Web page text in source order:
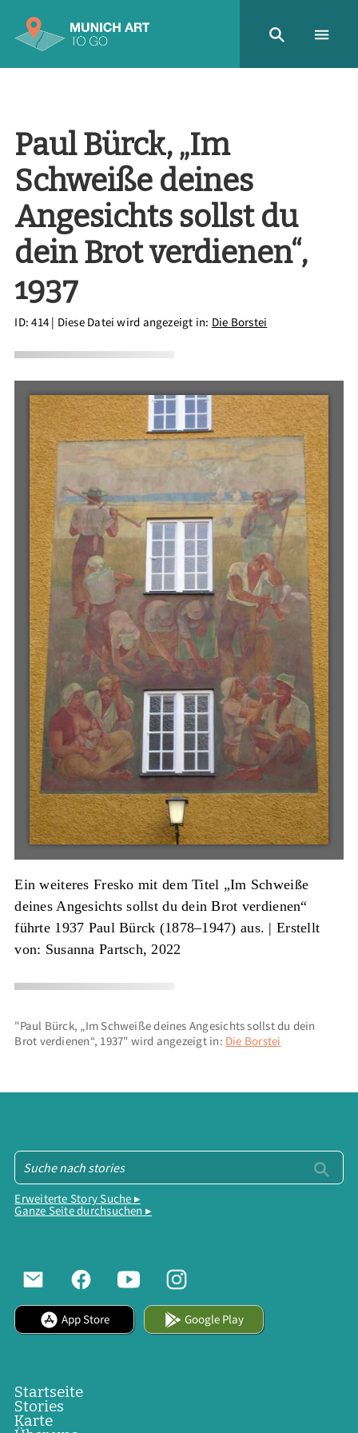
Paul Bürck, „Im
Schweiße deines
Angesichts sollst du
dein Brot verdienen“,
1937
ID: 414| Diese Datei wird angezeigt in: Die Borstei
Ein weiteres Fresko mit dem Titel „Im Schweiße
deines Angesichts sollst du dein Brot verdienen“
führte 1937 Paul Bürck (1878–1947) aus. | Erstellt
von: Susanna Partsch, 2022
"Paul Bürck, „Im Schweiße deines Angesichts sollst du dein
Brot verdienen“, 1937" wird angezeigt in: Die Borstei
Erweiterte Story Suche ▸
Ganze Seite durchsuchen ▸
App Store Google Play
Startseite
Stories
Karte